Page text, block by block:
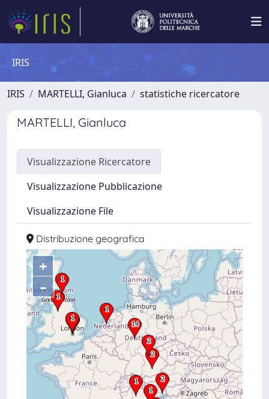
IRIS
IRIS MARTELLI, Gianluca statistiche ricercatore
MARTELLI, Gianluca
Visualizzazione Ricercatore
Visualizzazione Pubblicazione
Visualizzazione File
Distribuzione geografica
+
–